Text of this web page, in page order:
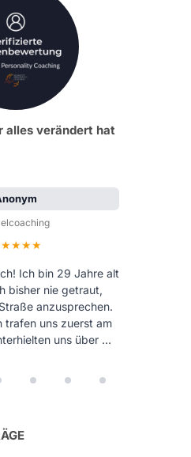
alles verändert hat
Bewertung: 5 von 5 Sternen
Ich bin 29 Jahre alt
bisher nie getraut,
anzusprechen.
trafen uns zuerst am
uns über …